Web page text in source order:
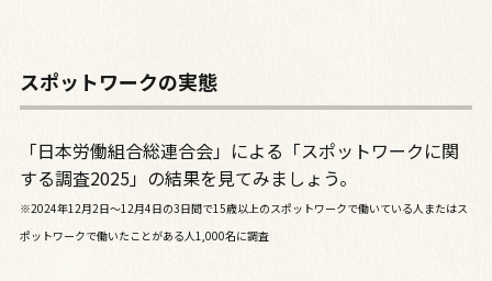
スポットワークの実態
「日本労働組合総連合会」による「スポットワークに関
する調査2025」の結果を見てみましょう。
※2024年12月2日～12月4日の3日間で15歳以上のスポットワークで働いている人またはス
ポットワークで働いたことがある人1,000名に調査